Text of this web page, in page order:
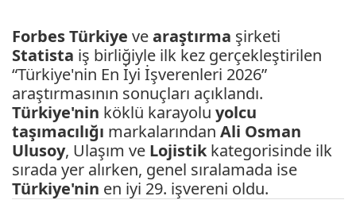
ForbesTürkiye vearaştırma şirketi
Statista iş birliğiyle ilk kez gerçekleştirilen
“Türkiye'nin En İyi İşverenleri 2026”
araştırmasının sonuçları açıklandı.
Türkiye'nin köklü karayolu yolcu
taşımacılığı markalarından Ali Osman
Ulusoy, Ulaşım ve Lojistik kategorisinde ilk
sırada yer alırken, genel sıralamada ise
Türkiye'nin en iyi 29. işvereni oldu.